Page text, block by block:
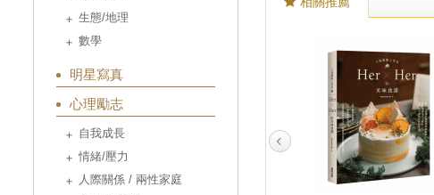
生態/地理
數學
明星寫真
心理勵志
自我成長
情緒/壓力
人際關係 / 兩性家庭